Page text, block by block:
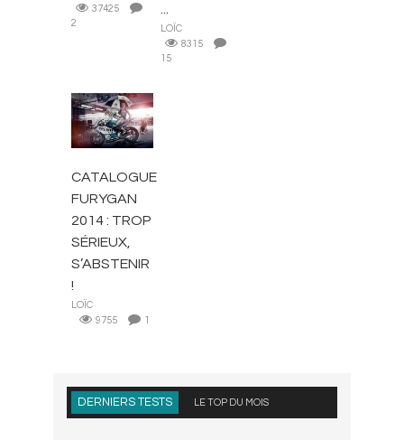
37425
2
LOÏC
8315
15
ACTUALITÉS
CATALOGUE
FURYGAN
2014 : TROP
SÉRIEUX,
S’ABSTENIR
!
LOÏC
9755
1
DERNIERS TESTS LE TOP DU MOIS